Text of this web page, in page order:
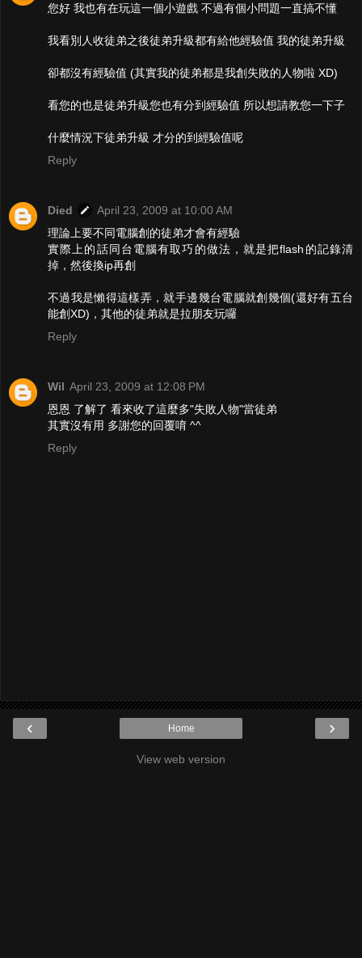
您好 我也有在玩這一個小遊戲 不過有個小問題一直搞不懂
我看別人收徒弟之後徒弟升級都有給他經驗值 我的徒弟升級
卻都沒有經驗值 (其實我的徒弟都是我創失敗的人物啦 XD)
看您的也是徒弟升級您也有分到經驗值 所以想請教您一下子
什麼情況下徒弟升級 才分的到經驗值呢
Reply
Died
April 23, 2009 at 10:00 AM
理論上要不同電腦創的徒弟才會有經驗
實際上的話同台電腦有取巧的做法，就是把flash的記錄清
掉，然後換ip再創
不過我是懶得這樣弄，就手邊幾台電腦就創幾個(還好有五台
能創XD)，其他的徒弟就是拉朋友玩囉
Reply
Wil April 23, 2009 at 12:08 PM
恩恩 了解了 看來收了這麼多"失敗人物"當徒弟
其實沒有用 多謝您的回覆唷 ^^
Reply
‹ ›
Home
View web version